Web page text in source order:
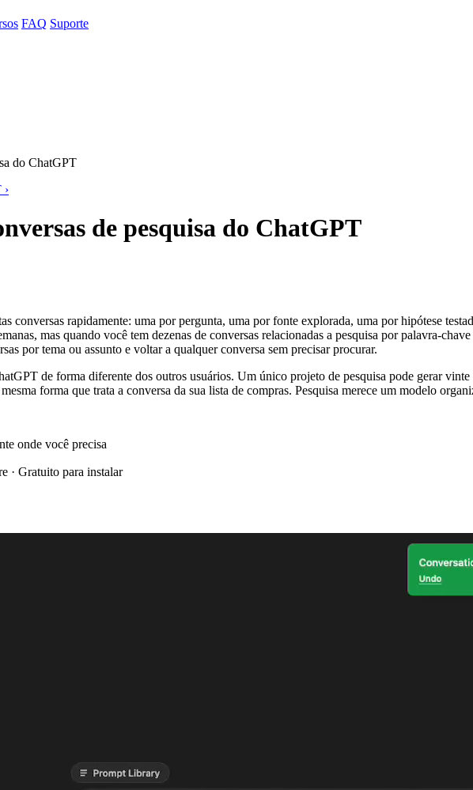
FAQ Suporte
do ChatGPT
›
de pesquisa do ChatGPT
conversas rapidamente: uma por pergunta, uma por fonte explorada, uma por hipótese
mas quando você tem dezenas de conversas relacionadas a pesquisa por palavra-
por tema ou assunto e voltar a qualquer conversa sem precisar procurar.
de forma diferente dos outros usuários. Um único projeto de pesquisa pode gerar
forma que trata a conversa da sua lista de compras. Pesquisa merece um modelo
onde você precisa
· Gratuito para instalar